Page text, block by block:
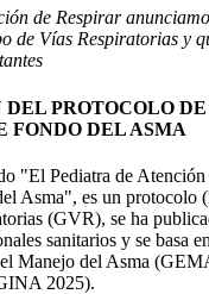
de Respirar
de Vías Respiratorias y
PROTOCOLO DE
FONDO DEL ASMA
"El Pediatra de
Asma", es un protocolo
(GVR), se ha
sanitarios y se basa
Manejo del Asma
2025).